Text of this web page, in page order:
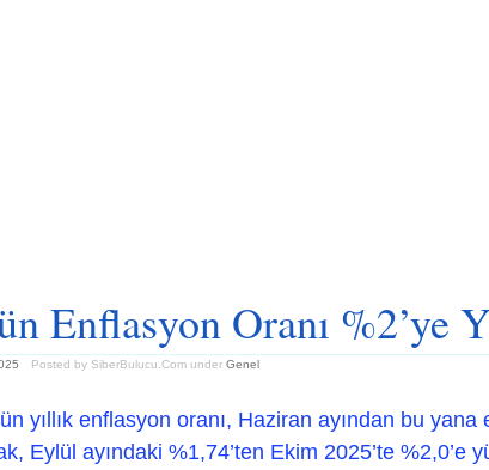
Enflasyon Oranı %2’ye
Posted by SiberBulucu.Com under Genel
yıllık enflasyon oranı, Haziran ayından bu
Eylül ayındaki %1,74’ten Ekim 2025’te %2,0’e